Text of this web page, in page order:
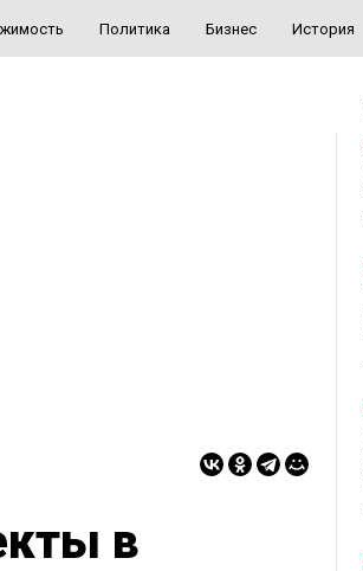
Политика Бизнес История
в